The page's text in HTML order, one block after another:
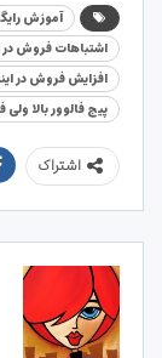
آموزش
اشتباهات فروش در
افزایش فروش در
پیج فالوور بالا
اشتراک